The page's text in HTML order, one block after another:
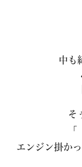
中も
そ
エンジン掛か